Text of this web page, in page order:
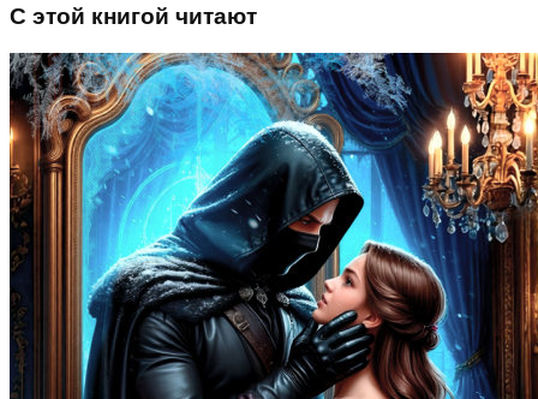
С этой книгой читают